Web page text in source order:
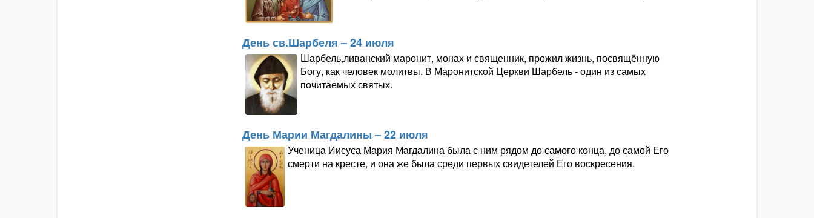
День св.Шарбеля – 24 июля
Шарбель,ливанский маронит, монах и священник, прожил жизнь, посвящённую
Богу, как человек молитвы. В Маронитской Церкви Шарбель - один из самых
почитаемых святых.
День Марии Магдалины – 22 июля
Ученица Иисуса Мария Магдалина была с ним рядом до самого конца, до самой Его
смерти на кресте, и она же была среди первых свидетелей Его воскресения.